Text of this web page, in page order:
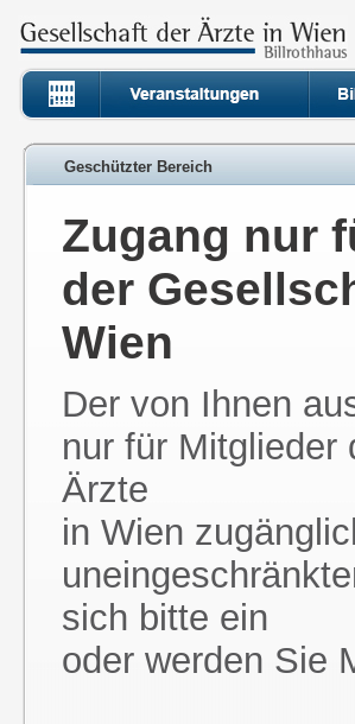
Geschützter Bereich
Zugang nur
der
Wien
Der von Ihnen
nur für Mitglieder
Ärzte
in Wien
sich bitte ein
oder werden Sie